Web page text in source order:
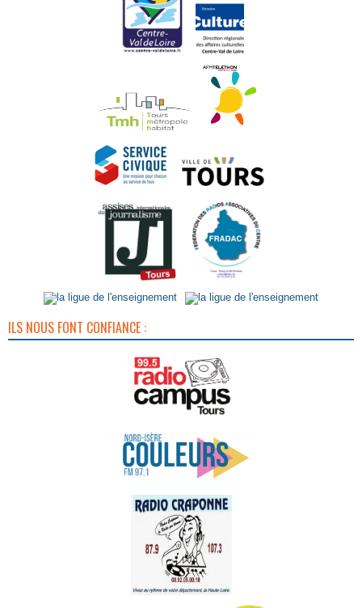
ILS NOUS FONT CONFIANCE :